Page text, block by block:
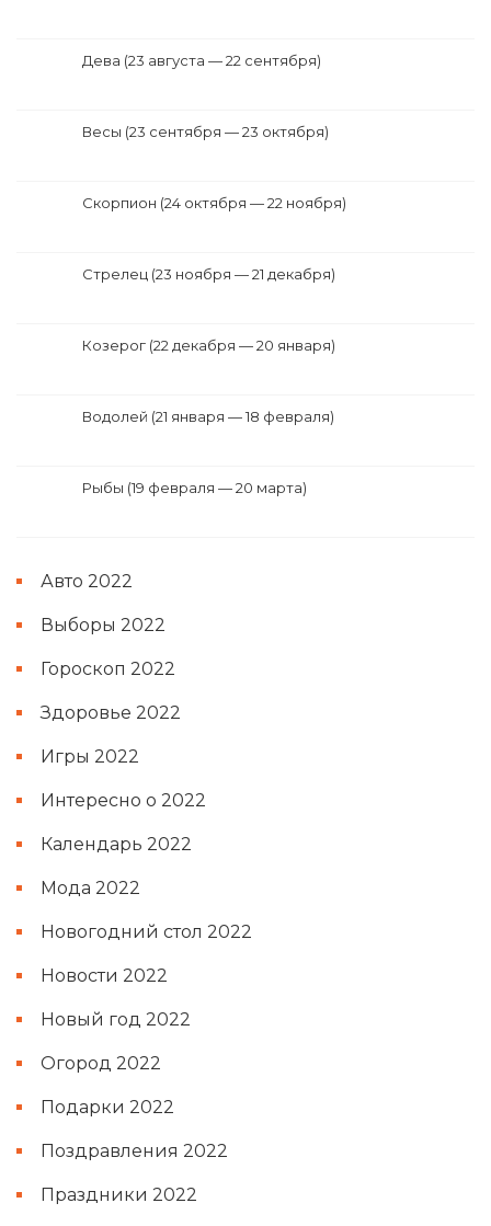
Дева (23 августа — 22 сентября)
Весы (23 сентября — 23 октября)
Скорпион (24 октября — 22 ноября)
Стрелец (23 ноября — 21 декабря)
Козерог (22 декабря — 20 января)
Водолей (21 января — 18 февраля)
Рыбы (19 февраля — 20 марта)
Авто 2022
Выборы 2022
Гороскоп 2022
Здоровье 2022
Игры 2022
Интересно о 2022
Календарь 2022
Мода 2022
Новогодний стол 2022
Новости 2022
Новый год 2022
Огород 2022
Подарки 2022
Поздравления 2022
Праздники 2022